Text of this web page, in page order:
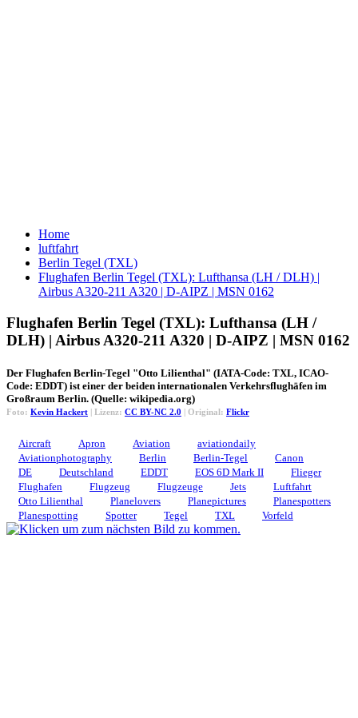
Home
luftfahrt
Berlin Tegel (TXL)
Flughafen Berlin Tegel (TXL): Lufthansa (LH / DLH) |
Airbus A320-211 A320 | D-AIPZ | MSN 0162
Flughafen Berlin Tegel (TXL): Lufthansa (LH /
DLH) | Airbus A320-211 A320 | D-AIPZ | MSN 0162
Der Flughafen Berlin-Tegel "Otto Lilienthal" (IATA-Code: TXL, ICAO-
Code: EDDT) ist einer der beiden internationalen Verkehrsflughäfen im
Großraum Berlin. (Quelle: wikipedia.org)
Foto: Kevin Hackert | Lizenz: CC BY-NC 2.0 | Original: Flickr
Aircraft Apron Aviation
aviationdaily
Aviationphotography
Berlin Berlin-Tegel
Canon
DE
Deutschland EDDT EOS 6D Mark II
Flieger
Flughafen
Flugzeug Flugzeuge Jets
Luftfahrt
Otto Lilienthal
Planelovers Planepictures
Planespotters
Planespotting
Spotter Tegel TXL Vorfeld